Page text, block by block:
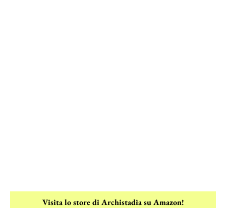
Visita lo store di Archistadia su Amazon!